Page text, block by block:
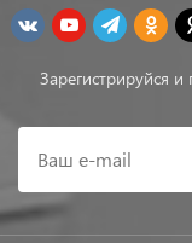
Зарегистрируйся
Ваш e-mail